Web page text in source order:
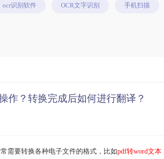
ocr识别软件 OCR文字识别 手机扫描
作？转换完成后如何进行翻译？
要转换各种电子文件的格式，比如pdf转word文本